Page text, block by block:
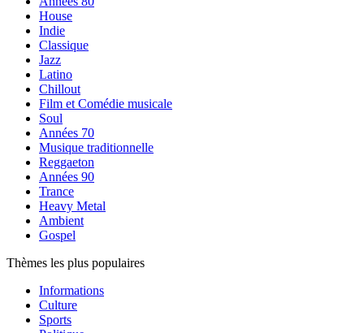
House
Indie
Classique
Jazz
Latino
Chillout
Film et Comédie musicale
Soul
Années 70
Musique traditionnelle
Reggaeton
Années 90
Trance
Heavy Metal
Ambient
Gospel
Thèmes les plus populaires
Informations
Culture
Sports